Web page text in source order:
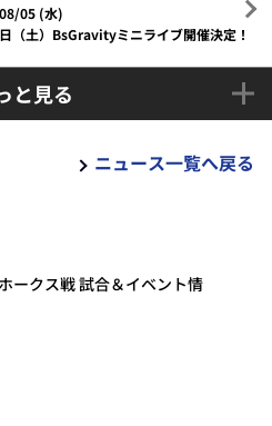
05 (水)
（土）BsGravityミニライブ開催決定！
と見る
ニュース一覧へ戻る
ークス戦 試合＆イベント情